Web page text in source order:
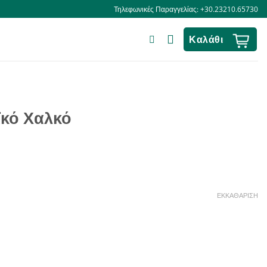
Τηλεφωνικές Παραγγελίας: +30.23210.65730
Καλάθι
Χαλκό
ΕΚΚΑΘΆΡΙΣΗ